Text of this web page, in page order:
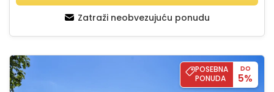
Zatraži neobvezujuću ponudu
Villa Nina with two pools - Novi Vinodolski
POSEBNA
PONUDA
DO
5%